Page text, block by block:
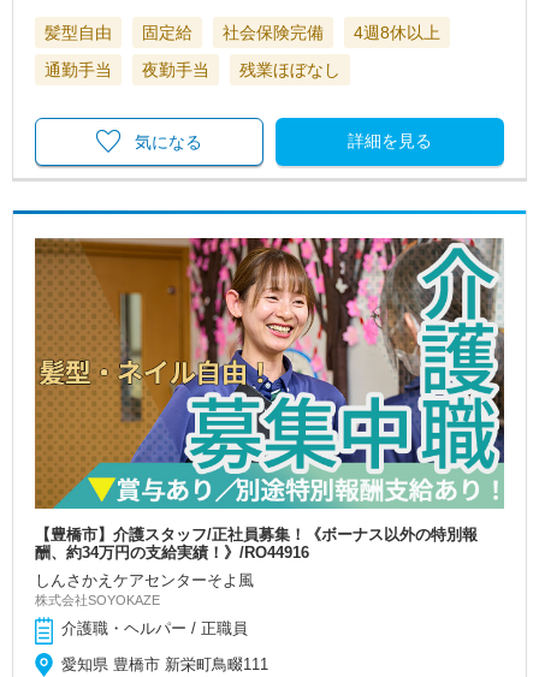
髪型自由 固定給 社会保険完備
4週8休以上
通勤手当
夜勤手当 残業ほぼなし
詳細を見る
気になる
【豊橋市】介護スタッフ/正社員募集！《ボーナス以外の特別報
酬、約34万円の支給実績！》/RO44916
しんさかえケアセンターそよ風
株式会社SOYOKAZE
介護職・ヘルパー / 正職員
愛知県 豊橋市 新栄町鳥畷111